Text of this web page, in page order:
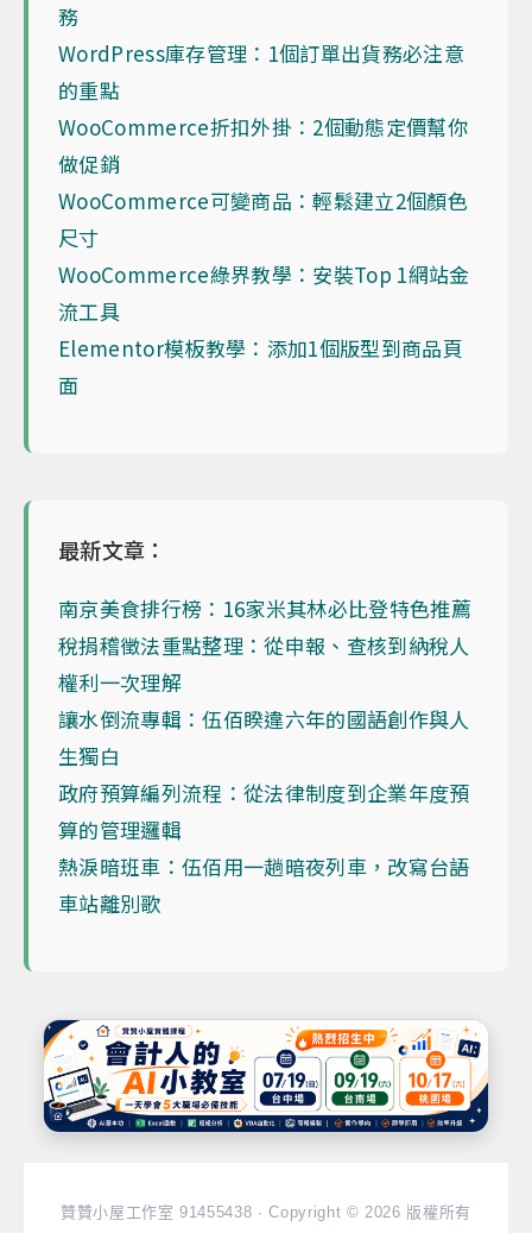
務
WordPress庫存管理：1個訂單出貨務必注意
的重點
WooCommerce折扣外掛：2個動態定價幫你
做促銷
WooCommerce可變商品：輕鬆建立2個顏色
尺寸
WooCommerce綠界教學：安裝Top 1網站金
流工具
Elementor模板教學：添加1個版型到商品頁
面
最新文章：
南京美食排行榜：16家米其林必比登特色推薦
稅捐稽徵法重點整理：從申報、查核到納稅人
權利一次理解
讓水倒流專輯：伍佰睽違六年的國語創作與人
生獨白
政府預算編列流程：從法律制度到企業年度預
算的管理邏輯
熱淚暗班車：伍佰用一趟暗夜列車，改寫台語
車站離別歌
贊贊小屋工作室 91455438 · Copyright © 2026 版權所有